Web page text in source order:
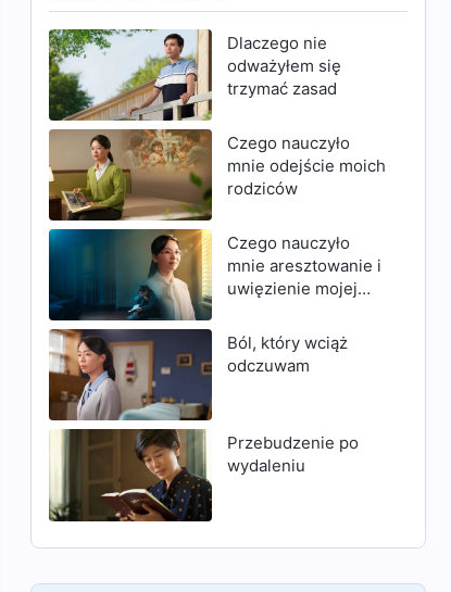
Dlaczego nie
odważyłem się
trzymać zasad
Czego nauczyło
mnie odejście moich
rodziców
Czego nauczyło
mnie aresztowanie i
uwięzienie mojej
Ból, który wciąż
odczuwam
Przebudzenie po
wydaleniu